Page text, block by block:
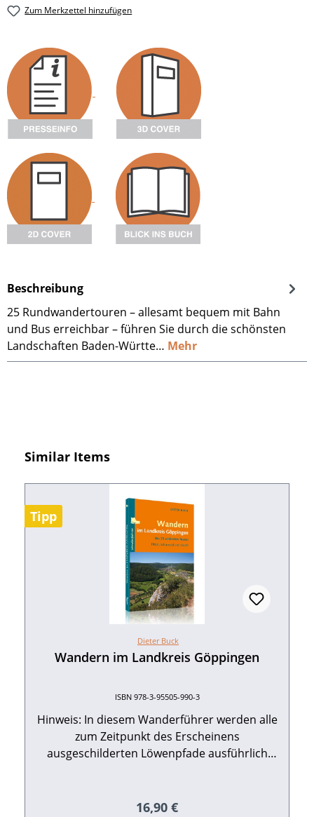
Zum Merkzettel hinzufügen
Beschreibung
25 Rundwandertouren – allesamt bequem mit Bahn
und Bus erreichbar – führen Sie durch die schönsten
Landschaften Baden-Württe… Mehr
Produktgalerie überspringen
Similar Items
Tipp
Dieter Buck
Wandern im Landkreis Göppingen
ISBN 978-3-95505-990-3
Hinweis: In diesem Wanderführer werden alle
zum Zeitpunkt des Erscheinens
ausgeschilderten Löwenpfade ausführlich
Vielfalt unterschiedlicher Naturräume aus. Der
Regulärer Preis:
16,90 €